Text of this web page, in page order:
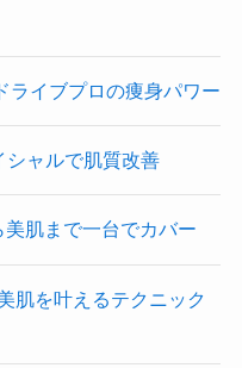
ライブプロの痩身パワー
シャルで肌質改善
美肌まで一台でカバー
肌を叶えるテクニック